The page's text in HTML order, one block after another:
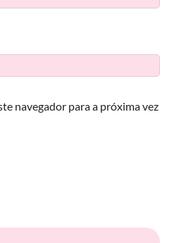
navegador para a próxima vez